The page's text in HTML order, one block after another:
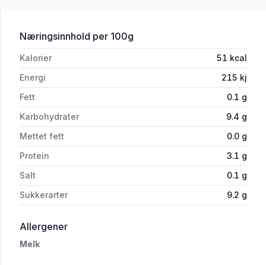
Næringsinnhold for 'Biola Syrnet Melk Bringebær
per 100g
Kalorier 51 kcal
Energi
215 kj
Fett
0.1 g
Karbohydrater
9.4 g
Mettet fett
0.0 g
Protein
3.1 g
Salt
0.1 g
Sukkerarter
9.2 g
Allergeneri 'Biola Syrnet Melk Bringebær 1000g Tine'
Melk